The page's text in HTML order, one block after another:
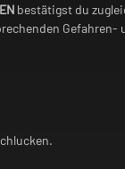
bestätigst du
Gefahren-